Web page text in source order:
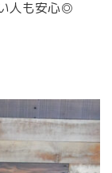
人も安心◎